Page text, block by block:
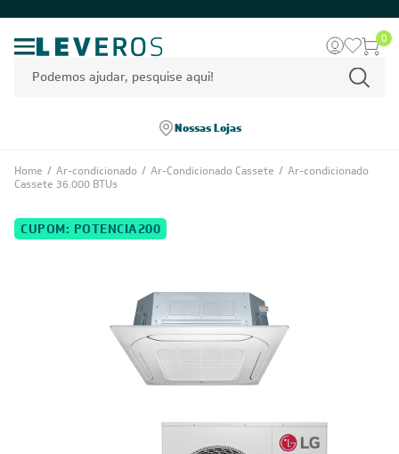
0
Nossas Lojas
Home / Ar-condicionado / Ar-Condicionado Cassete / Ar-condicionado
Cassete 36.000 BTUs
CUPOM: POTENCIA200